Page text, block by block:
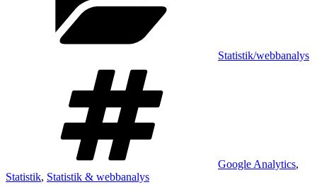
Statistik/webbanalys
Google Analytics,
Statistik, Statistik & webbanalys